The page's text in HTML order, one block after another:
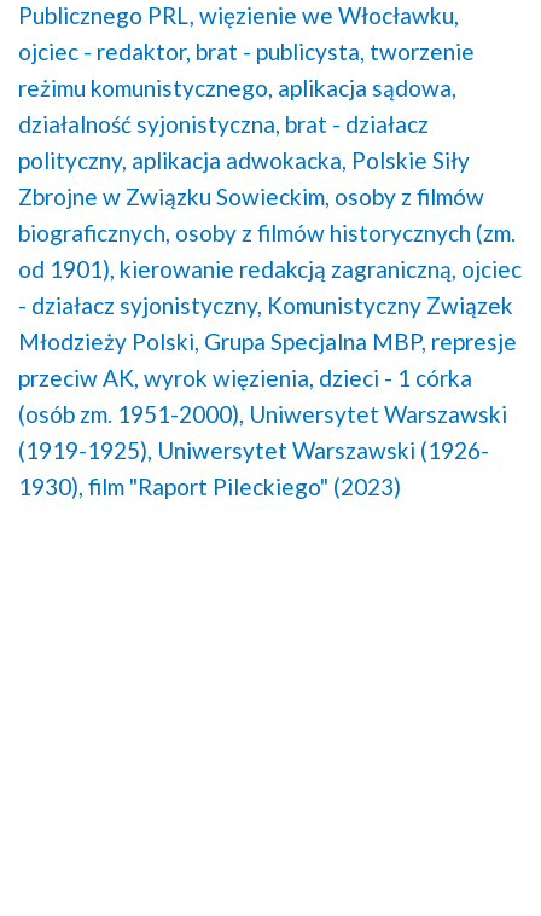
Publicznego PRL, więzienie we Włocławku,
ojciec - redaktor, brat - publicysta, tworzenie
reżimu komunistycznego, aplikacja sądowa,
działalność syjonistyczna, brat - działacz
polityczny, aplikacja adwokacka, Polskie Siły
Zbrojne w Związku Sowieckim, osoby z filmów
biograficznych, osoby z filmów historycznych (zm.
od 1901), kierowanie redakcją zagraniczną, ojciec
- działacz syjonistyczny, Komunistyczny Związek
Młodzieży Polski, Grupa Specjalna MBP, represje
przeciw AK, wyrok więzienia, dzieci - 1 córka
(osób zm. 1951-2000), Uniwersytet Warszawski
(1919-1925), Uniwersytet Warszawski (1926-
1930), film "Raport Pileckiego" (2023)